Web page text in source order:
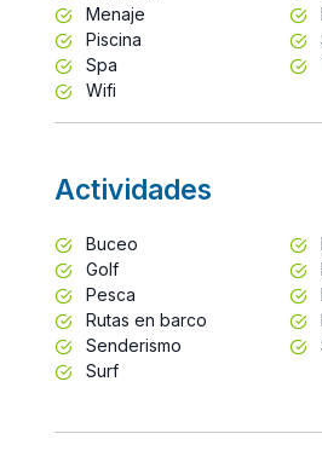
Menaje
Piscina
Spa
Wifi
Actividades
Buceo
Golf
Pesca
Rutas en barco
Senderismo
Surf